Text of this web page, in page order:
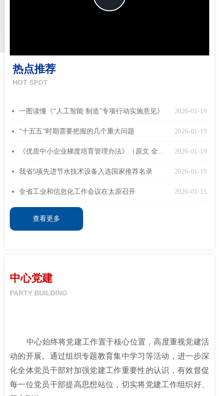
查看更多
热点推荐
HOT SPOT
2026-01-19
넷 一图读懂《“人工智能 制造”专项行动实施意见》
2026-01-19
넷 “十五五”时期需要把握的几个重大问题
2026-01-19
넷 《优质中小企业梯度培育管理办法》（原文 全面解读）
2026-01-19
넷 我省5项先进节水技术设备入选国家推荐名录
2026-01-15
넷 全省工业和信息化工作会议在太原召开
中心党建
PARTY BUILDING
中心始终将党建工作置于核心位置，高度重视党建活
动的开展。通过组织专题教育集中学习等活动，进一步深
化全体党员干部对加强党建工作重要性的认识，有效督促
每一位党员干部提高思想站位，切实将党建工作组织好、